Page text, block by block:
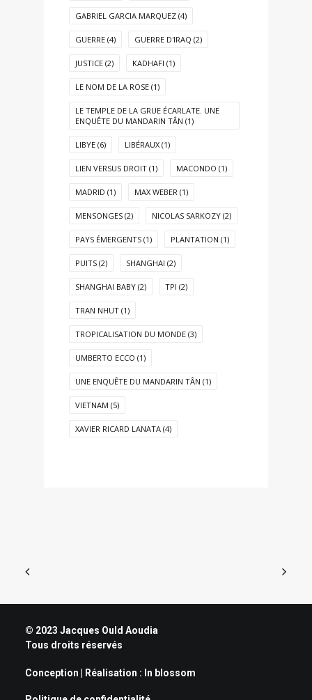
GABRIEL GARCIA MARQUEZ (4)
GUERRE (4) GUERRE D'IRAQ (2)
JUSTICE (2) KADHAFI (1)
LE NOM DE LA ROSE (1)
LE TEMPLE DE LA GRUE ÉCARLATE. UNE
ENQUÊTE DU MANDARIN TÂN (1)
LIBYE (6) LIBÉRAUX (1)
LIEN VERSUS DROIT (1) MACONDO (1)
MADRID (1) MAX WEBER (1)
MENSONGES (2) NICOLAS SARKOZY (2)
PAYS ÉMERGENTS (1) PLANTATION (1)
PUITS (2) SHANGHAI (2)
SHANGHAI BABY (2) TPI (2)
TRAN NHUT (1)
TROPICALISATION DU MONDE (3)
UMBERTO ECCO (1)
UNE ENQUÊTE DU MANDARIN TÂN (1)
VIETNAM (5)
XAVIER RICARD LANATA (4)
© 2023 Jacques Ould Aoudia
Tous droits réservés
Conception | Réalisation : In blossom